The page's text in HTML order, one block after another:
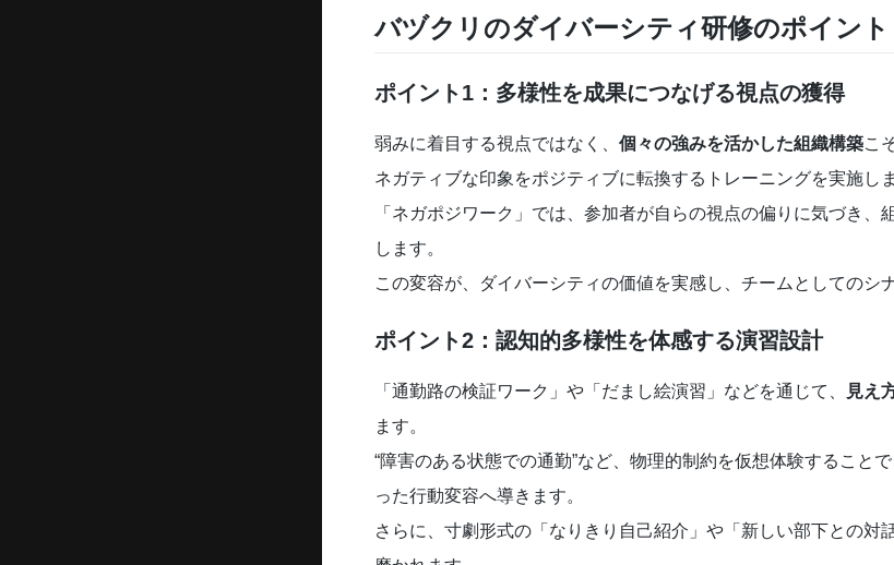
バヅクリのダイバーシティ研修のポイント
ポイント1：多様性を成果につなげる視点の獲得
弱みに着目する視点ではなく、 個々の強みを活かした組織構築こ
ネガティブな印象をポジティブに転換するトレーニングを実施しま
「ネガポジワーク」では、参加者が自らの視点の偏りに気づき
します。
この変容が、ダイバーシティの価値を実感し、チームとしてのシ
ポイント2：認知的多様性を体感する演習設計
「通勤路の検証ワーク」や「だまし絵演習」などを通じて、 見え
ます。
“障害のある状態での通勤”など、物理的制約を仮想体験すること
った行動変容へ導きます。
さらに、寸劇形式の「なりきり自己紹介」や「新しい部下との対